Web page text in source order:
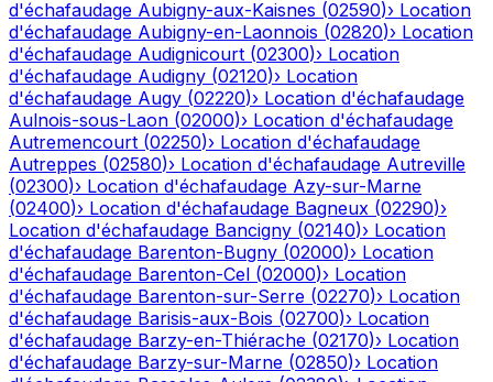
d'échafaudage Aubigny-aux-Kaisnes (02590)› Location
d'échafaudage Aubigny-en-Laonnois (02820)› Location
d'échafaudage Audignicourt (02300)› Location
d'échafaudage Audigny (02120)› Location
d'échafaudage Augy (02220)› Location d'échafaudage
Aulnois-sous-Laon (02000)› Location d'échafaudage
Autremencourt (02250)› Location d'échafaudage
Autreppes (02580)› Location d'échafaudage Autreville
(02300)› Location d'échafaudage Azy-sur-Marne
(02400)› Location d'échafaudage Bagneux (02290)›
Location d'échafaudage Bancigny (02140)› Location
d'échafaudage Barenton-Bugny (02000)› Location
d'échafaudage Barenton-Cel (02000)› Location
d'échafaudage Barenton-sur-Serre (02270)› Location
d'échafaudage Barisis-aux-Bois (02700)› Location
d'échafaudage Barzy-en-Thiérache (02170)› Location
d'échafaudage Barzy-sur-Marne (02850)› Location